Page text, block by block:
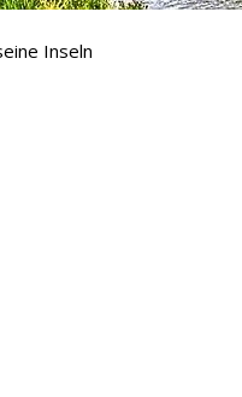
Inseln